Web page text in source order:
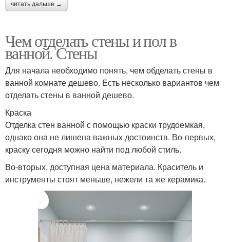
читать дальше →
Чем отделать стены и пол в
ванной. Стены
Для начала необходимо понять, чем обделать стены в
ванной комнате дешево. Есть несколько вариантов чем
отделать стены в ванной дешево.
Краска
Отделка стен ванной с помощью краски трудоемкая,
однако она не лишена важных достоинств. Во-первых,
краску сегодня можно найти под любой стиль.
Во-вторых, доступная цена материала. Краситель и
инструменты стоят меньше, нежели та же керамика.